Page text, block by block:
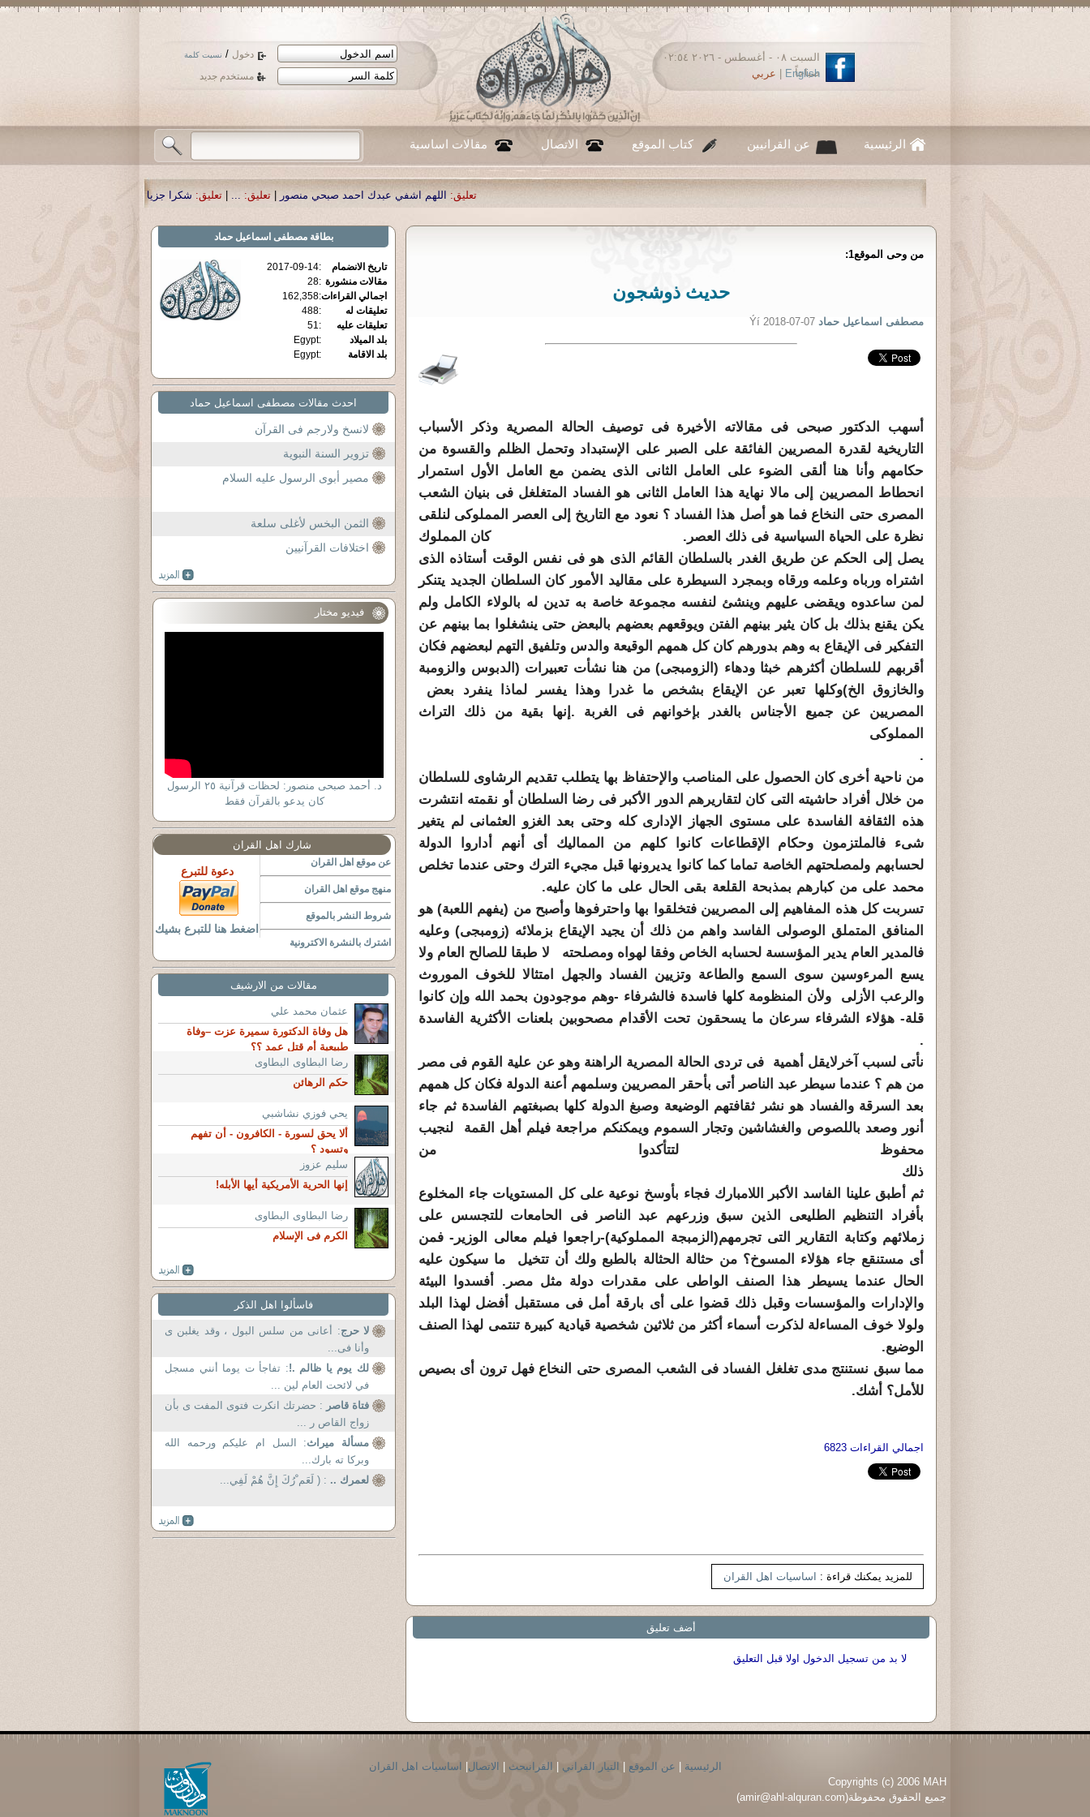
دخول / نسيت كلمة
مستخدم جديد
السبت ٠٨ - أغسطس - ٢٠٢٦ ٠٢:٥٤
صباحاً
English عربي
الرئيسية عن القرانيين كتاب الموقع الاتصال مقالات اساسية
اللهم اشفي عبدك احمد صبحي منصور|تعليق: ...
| تعليق: شكرا جزيلا أستاذ حمد الحمد .أكرمكم الله .
من وحى الموقع1:
حديث ذوشجون
مصطفى اسماعيل حماد Ýí 2018-07-07
أسهب الدكتور صبحى فى مقالاته الأخيرة فى توصيف الحالة المصرية وذكر الأسباب
التاريخية لقدرة المصريين الفائقة على الصبر على الإستبداد وتحمل الظلم والقسوة من
حكامهم وأنا هنا ألقى الضوء على العامل الثانى الذى يضمن مع العامل الأول استمرار
انحطاط المصريين إلى مالا نهاية هذا العامل الثانى هو الفساد المتغلغل فى بنيان الشعب
المصرى حتى النخاع فما هو أصل هذا الفساد ؟ نعود مع التاريخ إلى العصر المملوكى لنلقى
نظرة على الحياة السياسية فى ذلك العصر. كان المملوك
يصل إلى الحكم عن طريق الغدر بالسلطان القائم الذى هو فى نفس الوقت أستاذه الذى
اشتراه ورباه وعلمه ورقاه وبمجرد السيطرة على مقاليد الأمور كان السلطان الجديد يتنكر
لمن ساعدوه ويقضى عليهم وينشئ لنفسه مجموعة خاصة به تدين له بالولاء الكامل ولم
يكن يقنع بذلك بل كان يثير بينهم الفتن ويوقعهم بعضهم بالبعض حتى ينشغلوا بما بينهم عن
التفكير فى الإيقاع به وهم بدورهم كان كل همهم الوقيعة والدس وتلفيق التهم لبعضهم فكان
أقربهم للسلطان أكثرهم خبثا ودهاء (الزومبجى) من هنا نشأت تعبيرات (الدبوس والزومبة
والخازوق الخ)وكلها تعبر عن الإيقاع بشخص ما غدرا وهذا يفسر لماذا ينفرد بعض
المصريين عن جميع الأجناس بالغدر بإخوانهم فى الغربة .إنها بقية من ذلك التراث
المملوكى
.
من ناحية أخرى كان الحصول على المناصب والإحتفاظ بها يتطلب تقديم الرشاوى للسلطان
من خلال أفراد حاشيته التى كان لتقاريرهم الدور الأكبر فى رضا السلطان أو نقمته انتشرت
هذه الثقافة الفاسدة على مستوى الجهاز الإدارى كله وحتى بعد الغزو العثمانى لم يتغير
شىء فالملتزمون وحكام الإقطاعات كانوا كلهم من المماليك أى أنهم أداروا الدولة
لحسابهم ولمصلحتهم الخاصة تماما كما كانوا يديرونها قبل مجيء الترك وحتى عندما تخلص
محمد على من كبارهم بمذبحة القلعة بقى الحال على ما كان عليه.
تسربت كل هذه المفاهيم إلى المصريين فتخلقوا بها واحترفوها وأصبح من (يفهم اللعبة) هو
المنافق المتملق الوصولى الفاسد واهم من ذلك أن يجيد الإيقاع بزملائه (زومبجى) وعليه
فالمدير العام يدير المؤسسة لحسابه الخاص وفقا لهواه ومصلحته لا طبقا للصالح العام ولا
يسع المرءوسين سوى السمع والطاعة وتزيين الفساد والجهل امتثالا للخوف الموروث
والرعب الأزلى ولأن المنظومة كلها فاسدة فالشرفاء -وهم موجودون بحمد الله وإن كانوا
قلة- هؤلاء الشرفاء سرعان ما يسحقون تحت الأقدام مصحوبين بلعنات الأكثرية الفاسدة
.
نأتى لسبب آخرلايقل أهمية فى تردى الحالة المصرية الراهنة وهو عن علية القوم فى مصر
من هم ؟ عندما سيطر عبد الناصر أتى بأحقر المصريين وسلمهم أعنة الدولة فكان كل همهم
بعد السرقة والفساد هو نشر ثقافتهم الوضيعة وصبغ الدولة كلها بصبغتهم الفاسدة ثم جاء
أنور وصعد باللصوص والغشاشين وتجار السموم ويمكنكم مراجعة فيلم أهل القمة لنجيب
محفوظ لتتأكدوا من
ذلك
ثم أطبق علينا الفاسد الأكبر اللامبارك فجاء بأوسخ نوعية على كل المستويات جاء المخلوع
بأفراد التنظيم الطليعى الذين سبق وزرعهم عبد الناصر فى الحامعات للتجسس على
زملائهم وكتابة التقارير التى تجرمهم(الزمبجة المملوكية)-راجعوا فيلم معالى الوزير- فمن
أى مستنقع جاء هؤلاء المسوخ؟ من حثالة الحثالة بالطبع ولك أن تتخيل ما سيكون عليه
الحال عندما يسيطر هذا الصنف الواطى على مقدرات دولة مثل مصر. أفسدوا البيئة
والإدارات والمؤسسات وقبل ذلك قضوا على أى بارقة أمل فى مستقبل أفضل لهذا البلد
ولولا خوف المساءلة لذكرت أسماء أكثر من ثلاثين شخصية قيادية كبيرة تنتمى لهذا الصنف
الوضيع.
مما سبق نستنتج مدى تغلغل الفساد فى الشعب المصرى حتى النخاع فهل ترون أى بصيص
للأمل؟ أشك.
اجمالي القراءات 6823
للمزيد يمكنك قراءة : اساسيات اهل القران
أضف تعليق
لا بد من تسجيل الدخول اولا قبل التعليق
بطاقةمصطفى اسماعيل حماد
تاريخ الانضمام :
2017-09-14
مقالات منشورة :
28
اجمالي القراءات:
162,358
تعليقات له
:
488
تعليقات عليه
:
51
بلد الميلاد
:
Egypt
بلد الاقامة
:
Egypt
احدث مقالات مصطفى اسماعيل حماد
لانسخ ولارجم فى القرآن
تزوير السنة النبوية
مصير أبوى الرسول عليه السلام
الثمن البخس لأغلى سلعة
اختلافات القرآنيين
فيديو مختار
د. أحمد صبحى منصور: لحظات قرآنية ٢٥ الرسول
كان يدعو بالقرآن فقط
شارك اهل القران
عن موقع اهل القران
منهج موقع اهل القران
شروط النشر بالموقع
اشترك بالنشرة الاكترونية
دعوة للتبرع
اضغط هنا للتبرع بشيك
مقالات من الارشيف
عثمان محمد علي
هل وفاة الدكتورة سميرة عزت –وفاة
طبيعية أم قتل عمد ؟؟
رضا البطاوى البطاوى
حكم الرهائن
يحي فوزي نشاشبي
ألا يحق لسورة - الكافرون - أن تفهم
وتسود ؟
سليم عزوز
إنها الحرية الأمريكية أيها الأبله!
رضا البطاوى البطاوى
الكرم فى الإسلام
فاسألوا اهل الذكر
لا حرج: أعانى من سلس البول ، وقد يغلبن ى
وأنا فى...
لك يوم يا ظالم .!: تفاجأ ت يوما أنني مسجل
في لائحت العام لين ...
فتاة قاصر : حضرتك انكرت فتوى المفت ى بأن
زواج القاص ر ...
مسألة ميراث: السل ام عليكم ورحمه الله
وبركا ته بارك...
لعمرك .. : ( لَعَم ْرُكَ إِنَّ هُمْ لَفِي...
الرئيسية | عن الموقع | التيار القراني | القرانبحث | الاتصال| اساسيات اهل القران
Copyrights (c) 2006 MAH
جميع الحقوق محفوظة(amir@ahl-alquran.com)